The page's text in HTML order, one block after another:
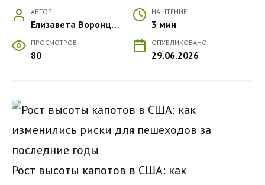
АВТОР
Елизавета Воронцова
НА ЧТЕНИЕ
3 мин
ПРОСМОТРОВ
80
ОПУБЛИКОВАНО
29.06.2026
Рост высоты капотов в США: как